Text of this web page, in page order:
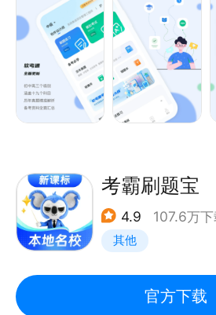
1、 软考科目选择，可以在试题首
2、软考我的收藏，在试题界面
题目，然后通过标签页“我”-
收藏的题目；
目；
软考通是一款提供历年真题和专
app！错题精准解析，零基础无
帮助超百万学生顺利拿到计算机
格（水平）证书！
2、答案解析免费背，精准列出考点
3、考点资料免费送，专业图文资料
——产品特色——
【模拟考试】随机组卷，模拟全真
考霸刷题宝
4.9 107.6万下
其他
官方下载